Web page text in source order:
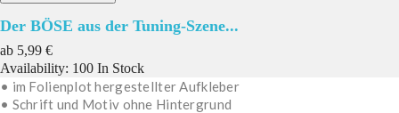
Der BÖSE aus der Tuning-Szene...
ab Preis
5,99 €
Availability: 100 In Stock
• im Folienplot hergestellter Aufkleber
• Schrift und Motiv ohne Hintergrund